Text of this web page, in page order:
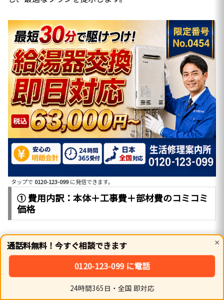
×
通話料無料！今すぐ相談できます
0120-123-099 に電話
24時間365日・全国 即対応
タップで 0120-123-099に発信できます。
① 費用内訳：本体＋工事費＋部材費のコミコミ
価格
提示金額には、ボイラー本体、台所・浴室リモコン、標準
工事費、旧品の撤去処分代が含まれます。付帯部材とし
て、配管の接続用継手や保温材も標準範囲でカバー。現地
調査に基づき、劣化が著しい箇所の部品交換を必要最低限
シェア トップ